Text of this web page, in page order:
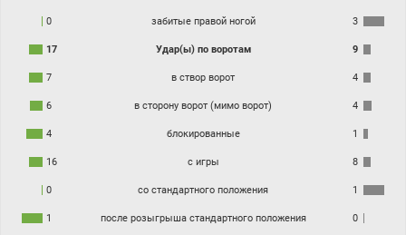
0 забитые правой ногой 3
17 Удар(ы) по воротам 9
7 в створ ворот 4
6 в сторону ворот (мимо ворот) 4
4 блокированные 1
16 с игры 8
0 со стандартного положения 1
1 после розыгрыша стандартного положения 0